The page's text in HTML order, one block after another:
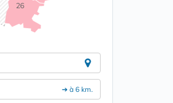
26
➔ à 6 km.